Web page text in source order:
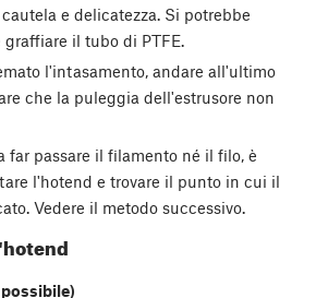
e delicatezza. Si potrebbe
il tubo di PTFE.
l'intasamento, andare all'ultimo
che la puleggia dell'estrusore non
far passare il filamento né il filo, è
l'hotend e trovare il punto in cui il
Vedere il metodo successivo.